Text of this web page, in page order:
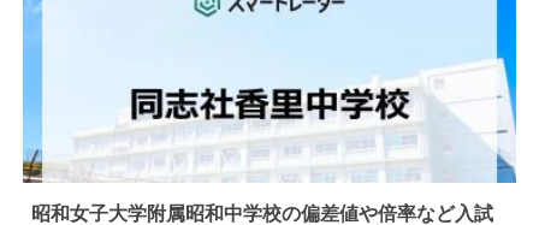
昭和女子大学附属昭和中学校の偏差値や倍率など入試